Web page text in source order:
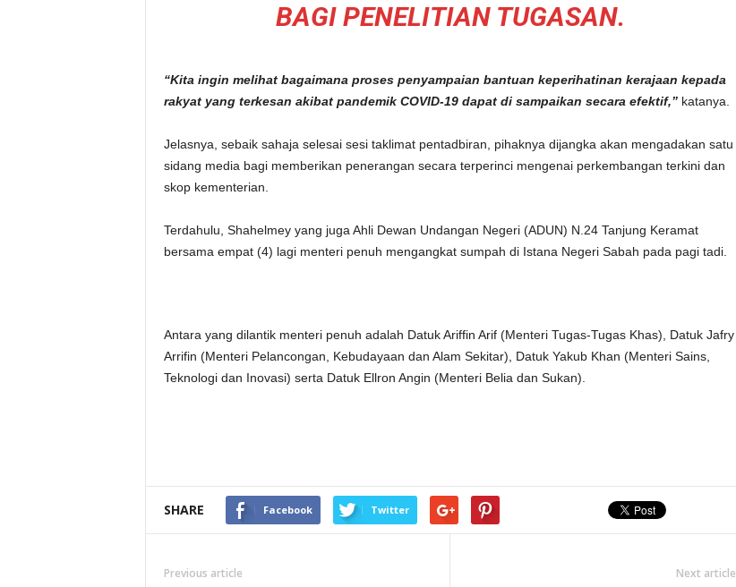
BAGI PENELITIAN TUGASAN.
“Kita ingin melihat bagaimana proses penyampaian bantuan keperihatinan kerajaan kepada
rakyat yang terkesan akibat pandemik COVID-19 dapat di sampaikan secara efektif,”katanya.
Jelasnya, sebaik sahaja selesai sesi taklimat pentadbiran, pihaknya dijangka akan mengadakan satu
sidang media bagi memberikan penerangan secara terperinci mengenai perkembangan terkini dan
skop kementerian.
Terdahulu, Shahelmey yang juga Ahli Dewan Undangan Negeri (ADUN) N.24 Tanjung Keramat
bersama empat (4) lagi menteri penuh mengangkat sumpah di Istana Negeri Sabah pada pagi tadi.
Antara yang dilantik menteri penuh adalah Datuk Ariffin Arif (Menteri Tugas-Tugas Khas), Datuk Jafry
Arrifin (Menteri Pelancongan, Kebudayaan dan Alam Sekitar), Datuk Yakub Khan (Menteri Sains,
Teknologi dan Inovasi) serta Datuk Ellron Angin (Menteri Belia dan Sukan).
SHARE Facebook Twitter
Previous article Next article